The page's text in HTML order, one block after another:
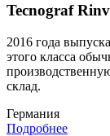
Tecnograf
2016 года
этого класса
склад.
Германия
Подробнее